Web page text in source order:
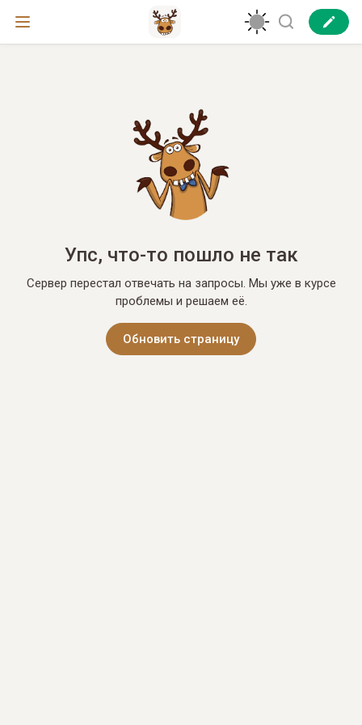
Упс, что-то пошло не так
Сервер перестал отвечать на запросы. Мы уже в курсе
проблемы и решаем её.
Обновить страницу